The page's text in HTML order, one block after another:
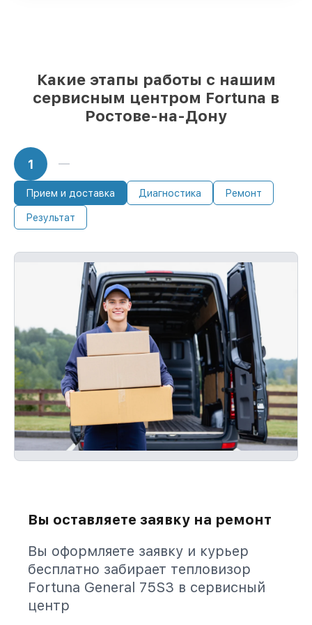
Какие этапы работы с нашим
сервисным центром Fortuna в
Ростове-на-Дону
1
Прием и доставка Диагностика Ремонт
Результат
Вы оставляете заявку на ремонт
Вы оформляете заявку и курьер
бесплатно забирает тепловизор
Fortuna General 75S3 в сервисный
центр